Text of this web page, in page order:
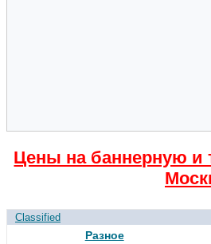
Цены на баннерную и
Classified
Разное